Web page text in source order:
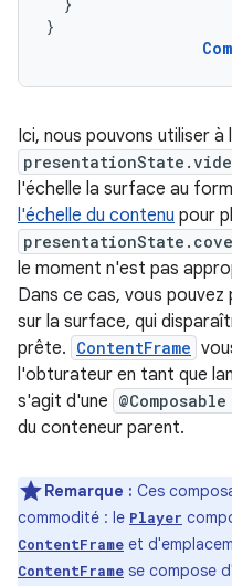
}
Ici, nous pouvons utiliser à
l'échelle la surface au
l'échelle du contenu pour
le moment n'est pas
Dans ce cas, vous
sur la surface, qui
prête. ContentFrame
l'obturateur en tant que
s'agit d'une
du conteneur parent.
Remarque : Ces
commodité : le Player
ContentFrame et
ContentFrame se compose